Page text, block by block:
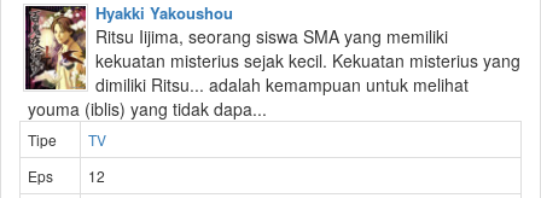
Hyakki Yakoushou
Ritsu Iijima, seorang siswa SMA yang memiliki
kekuatan misterius sejak kecil. Kekuatan misterius yang
dimiliki Ritsu... adalah kemampuan untuk melihat
youma (iblis) yang tidak dapa...
Tipe
TV
Eps
12